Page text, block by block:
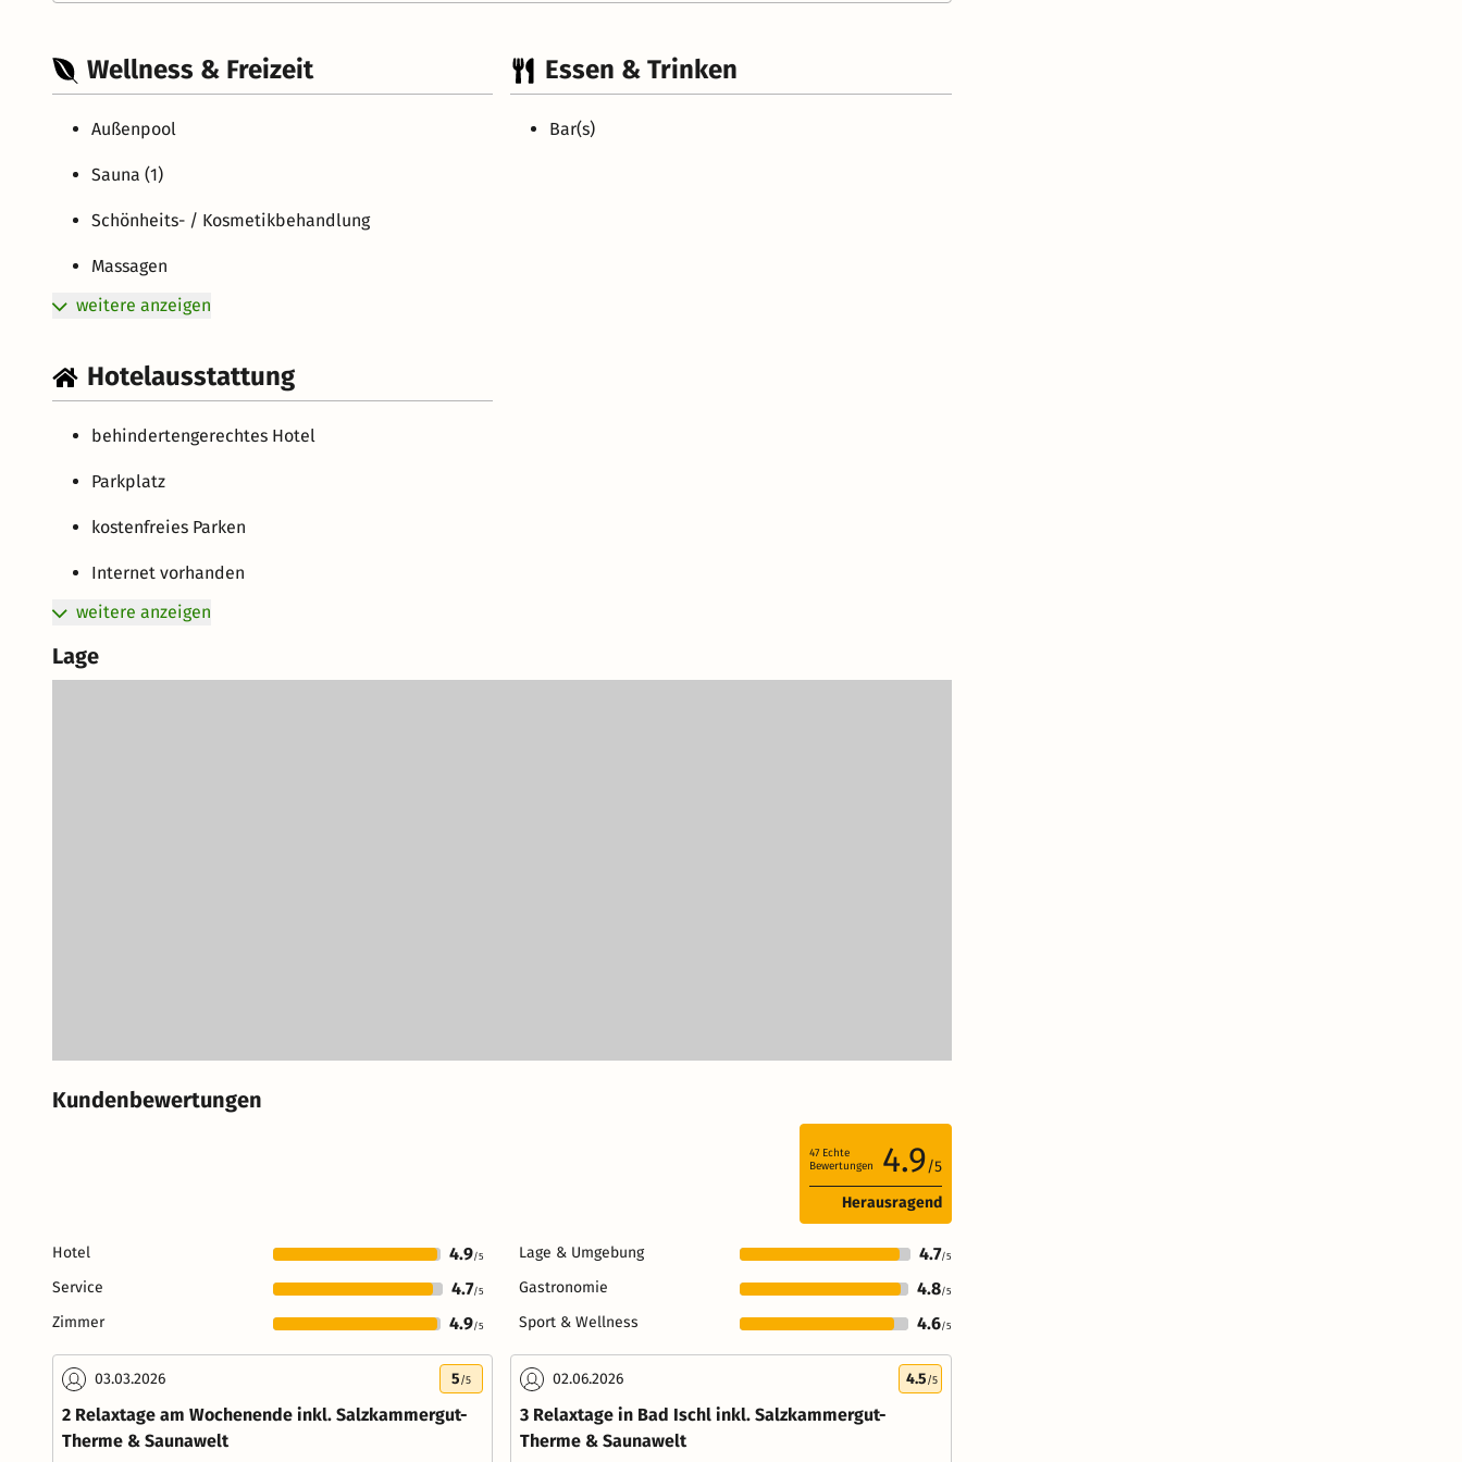
Wellness & Freizeit
Außenpool
Sauna (1)
Schönheits- / Kosmetikbehandlung
Massagen
weitere anzeigen
Essen & Trinken
Bar(s)
Hotelausstattung
behindertengerechtes Hotel
Parkplatz
kostenfreies Parken
Internet vorhanden
weitere anzeigen
Lage
Kundenbewertungen
47Echte
Bewertungen
4.9/5
Herausragend
Hotel 4.9/5 Lage & Umgebung 4.7/5
Service 4.7/5 Gastronomie 4.8/5
Zimmer 4.9/5 Sport & Wellness 4.6/5
03.03.2026 5/5
2 Relaxtage am Wochenende inkl. Salzkammergut-
Therme & Saunawelt
02.06.2026 4.5/5
3 Relaxtage in Bad Ischl inkl. Salzkammergut-
Therme & Saunawelt